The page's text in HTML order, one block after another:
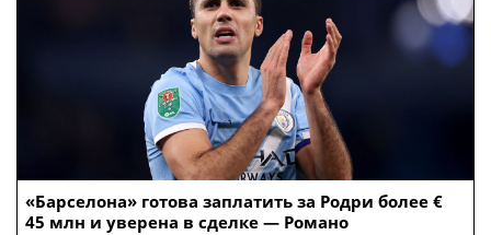
«Барселона» готова заплатить за Родри более €
45 млн и уверена в сделке — Романо